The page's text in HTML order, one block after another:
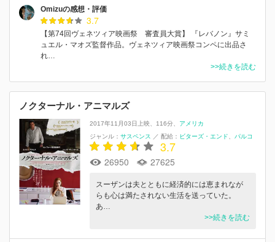
Omizuの感想・評価
3.7
【第74回ヴェネツィア映画祭 審査員大賞】 『レバノン』サミ
ュエル・マオズ監督作品。ヴェネツィア映画祭コンペに出品さ
れ…
>>続きを読む
ノクターナル・アニマルズ
2017年11月03日上映 116分
アメリカ
ジャンル： サスペンス ／ 配給： ビターズ・エンド パルコ
3.7
26950 27625
スーザンは夫とともに経済的には恵まれなが
らも心は満たされない生活を送っていた。
あ…
>>続きを読む